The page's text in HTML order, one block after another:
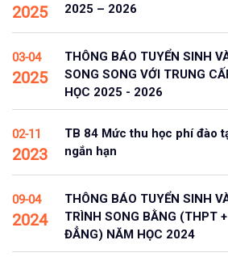
2025
2025 – 2026
03-04
2025
THÔNG BÁO TUYỂN SINH
SONG SONG VỚI TRUNG
HỌC 2025 - 2026
02-11
2023
TB 84 Mức thu học phí đào
ngắn hạn
09-04
2024
THÔNG BÁO TUYỂN SINH
TRÌNH SONG BẰNG (THPT
ĐẲNG) NĂM HỌC 2024